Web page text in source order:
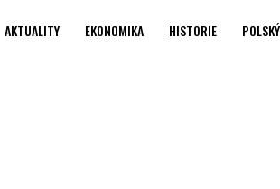
AKTUALITY EKONOMIKA HISTORIE